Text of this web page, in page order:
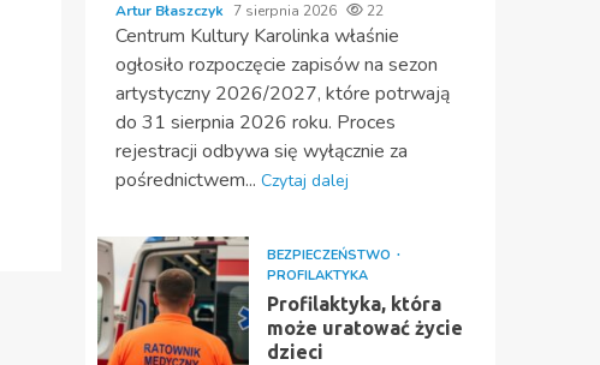
Artur Błaszczyk 7 sierpnia 2026 22
Centrum Kultury Karolinka właśnie
ogłosiło rozpoczęcie zapisów na sezon
artystyczny 2026/2027, które potrwają
do 31 sierpnia 2026 roku. Proces
rejestracji odbywa się wyłącznie za
pośrednictwem... Czytaj dalej
BEZPIECZEŃSTWO
PROFILAKTYKA
Profilaktyka, która
może uratować życie
dzieci